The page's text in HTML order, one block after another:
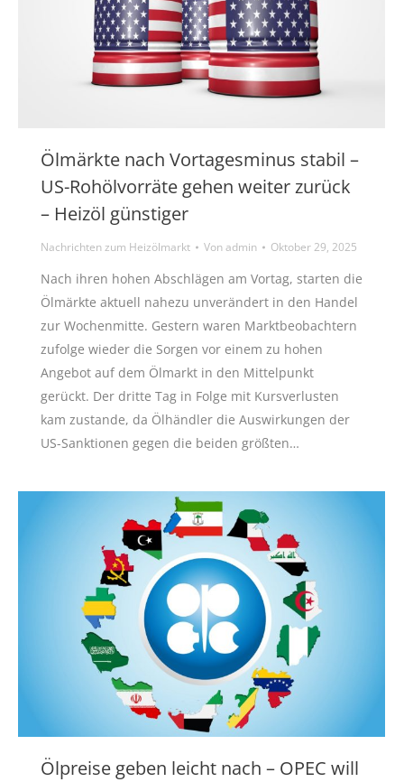
Ölmärkte nach Vortagesminus stabil –
US-Rohölvorräte gehen weiter zurück
– Heizöl günstiger
Nachrichten zum Heizölmarkt Vonadmin Oktober 29, 2025
Nach ihren hohen Abschlägen am Vortag, starten die
Ölmärkte aktuell nahezu unverändert in den Handel
zur Wochenmitte. Gestern waren Marktbeobachtern
zufolge wieder die Sorgen vor einem zu hohen
Angebot auf dem Ölmarkt in den Mittelpunkt
gerückt. Der dritte Tag in Folge mit Kursverlusten
kam zustande, da Ölhändler die Auswirkungen der
US-Sanktionen gegen die beiden größten…
Ölpreise geben leicht nach – OPEC will